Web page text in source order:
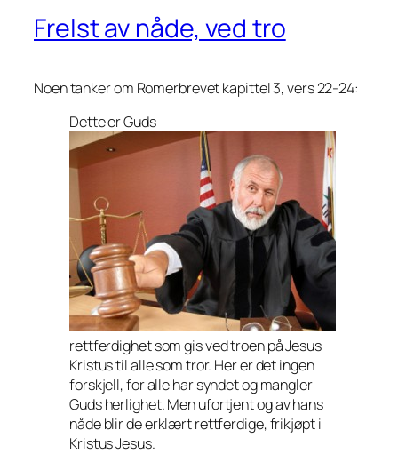
Frelst av nåde, ved tro
Noen tanker om Romerbrevet kapittel 3, vers 22-24:
Dette er Guds
rettferdighet som gis ved troen på Jesus
Kristus til alle som tror. Her er det ingen
forskjell, for alle har syndet og mangler
Guds herlighet. Men ufortjent og av hans
nåde blir de erklært rettferdige, frikjøpt i
Kristus Jesus.